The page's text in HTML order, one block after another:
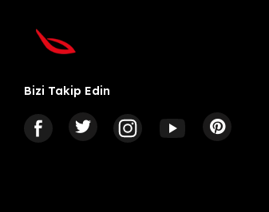
Bizi Takip Edin